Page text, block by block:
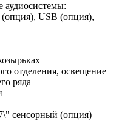
аудиосистемы:
USB (опция),
отделения, освещение
ряда
сенсорный (опция)